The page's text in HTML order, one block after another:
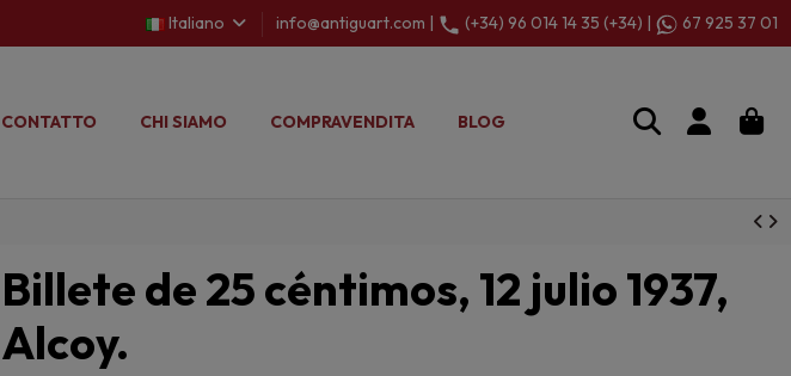
Italiano info@antiguart.com | (+34) 96 014 14 35 (+34) | 67 925 37 01
CONTATTO CHI SIAMO COMPRAVENDITA BLOG
Billete de 25 céntimos, 12 julio 1937,
Alcoy.